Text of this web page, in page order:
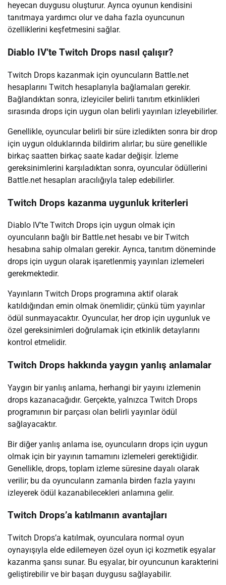
heyecan duygusu oluşturur. Ayrıca oyunun kendisini
tanıtmaya yardımcı olur ve daha fazla oyuncunun
özelliklerini keşfetmesini sağlar.
Diablo IV’te Twitch Drops nasıl çalışır?
Twitch Drops kazanmak için oyuncuların Battle.net
hesaplarını Twitch hesaplarıyla bağlamaları gerekir.
Bağlandıktan sonra, izleyiciler belirli tanıtım etkinlikleri
sırasında drops için uygun olan belirli yayınları izleyebilirler.
Genellikle, oyuncular belirli bir süre izledikten sonra bir drop
için uygun olduklarında bildirim alırlar; bu süre genellikle
birkaç saatten birkaç saate kadar değişir. İzleme
gereksinimlerini karşıladıktan sonra, oyuncular ödüllerini
Battle.net hesapları aracılığıyla talep edebilirler.
Twitch Drops kazanma uygunluk kriterleri
Diablo IV’te Twitch Drops için uygun olmak için
oyuncuların bağlı bir Battle.net hesabı ve bir Twitch
hesabına sahip olmaları gerekir. Ayrıca, tanıtım döneminde
drops için uygun olarak işaretlenmiş yayınları izlemeleri
gerekmektedir.
Yayınların Twitch Drops programına aktif olarak
katıldığından emin olmak önemlidir; çünkü tüm yayınlar
ödül sunmayacaktır. Oyuncular, her drop için uygunluk ve
özel gereksinimleri doğrulamak için etkinlik detaylarını
kontrol etmelidir.
Twitch Drops hakkında yaygın yanlış anlamalar
Yaygın bir yanlış anlama, herhangi bir yayını izlemenin
drops kazanacağıdır. Gerçekte, yalnızca Twitch Drops
programının bir parçası olan belirli yayınlar ödül
sağlayacaktır.
Bir diğer yanlış anlama ise, oyuncuların drops için uygun
olmak için bir yayının tamamını izlemeleri gerektiğidir.
Genellikle, drops, toplam izleme süresine dayalı olarak
verilir; bu da oyuncuların zamanla birden fazla yayını
izleyerek ödül kazanabilecekleri anlamına gelir.
Twitch Drops’a katılmanın avantajları
Twitch Drops’a katılmak, oyunculara normal oyun
oynayışıyla elde edilemeyen özel oyun içi kozmetik eşyalar
kazanma şansı sunar. Bu eşyalar, bir oyuncunun karakterini
geliştirebilir ve bir başarı duygusu sağlayabilir.